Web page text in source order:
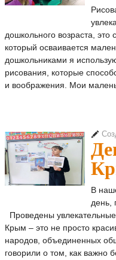
дошкольного возраста,
который осваивается
дошкольниками я
рисования, которые
и воображения. Мои
В
день,
Проведены
Крым – это не просто
народов, объединенных
говорили о том, как важно